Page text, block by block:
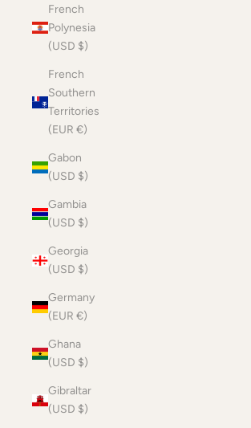
French
Polynesia
(USD $)
French
Southern
Territories
(EUR €)
Gabon
(USD $)
Gambia
(USD $)
Georgia
(USD $)
Germany
(EUR €)
Ghana
(USD $)
Gibraltar
(USD $)